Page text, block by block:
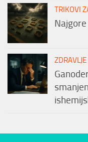
TRIKOVI